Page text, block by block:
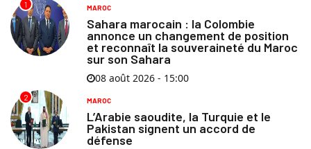
1 MAROC
Sahara marocain : la Colombie
annonce un changement de position
et reconnaît la souveraineté du Maroc
sur son Sahara
08 août 2026 - 15:00
2 MAROC
L’Arabie saoudite, la Turquie et le
Pakistan signent un accord de
défense